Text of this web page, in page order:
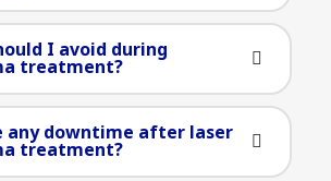
I avoid during
treatment?
any downtime after laser
treatment?